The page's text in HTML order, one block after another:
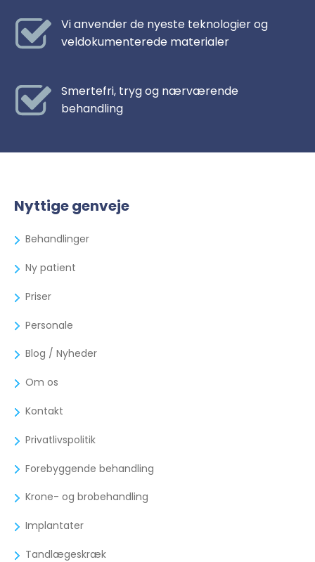
Vi anvender de nyeste teknologier og
veldokumenterede materialer
Smertefri, tryg og nærværende
behandling
Nyttige genveje
Behandlinger
Ny patient
Priser
Personale
Blog / Nyheder
Om os
Kontakt
Privatlivspolitik
Forebyggende behandling
Krone- og brobehandling
Implantater
Tandlægeskræk